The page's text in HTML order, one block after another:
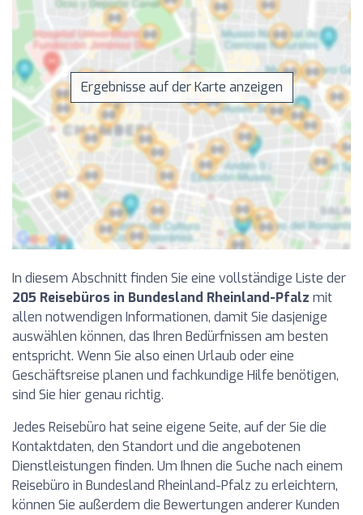
Ergebnisse auf der Karte anzeigen
In diesem Abschnitt finden Sie eine vollständige Liste der
205 Reisebüros in Bundesland Rheinland-Pfalz mit
allen notwendigen Informationen, damit Sie dasjenige
auswählen können, das Ihren Bedürfnissen am besten
entspricht. Wenn Sie also einen Urlaub oder eine
Geschäftsreise planen und fachkundige Hilfe benötigen,
sind Sie hier genau richtig.
Jedes Reisebüro hat seine eigene Seite, auf der Sie die
Kontaktdaten, den Standort und die angebotenen
Dienstleistungen finden. Um Ihnen die Suche nach einem
Reisebüro in Bundesland Rheinland-Pfalz zu erleichtern,
können Sie außerdem die Bewertungen anderer Kunden